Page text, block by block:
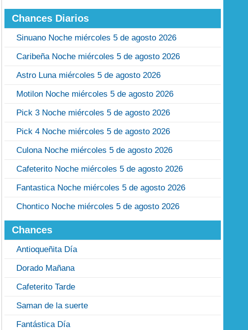
Chances Diarios
Sinuano Noche miércoles 5 de agosto 2026
Caribeña Noche miércoles 5 de agosto 2026
Astro Luna miércoles 5 de agosto 2026
Motilon Noche miércoles 5 de agosto 2026
Pick 3 Noche miércoles 5 de agosto 2026
Pick 4 Noche miércoles 5 de agosto 2026
Culona Noche miércoles 5 de agosto 2026
Cafeterito Noche miércoles 5 de agosto 2026
Fantastica Noche miércoles 5 de agosto 2026
Chontico Noche miércoles 5 de agosto 2026
Chances
Antioqueñita Día
Dorado Mañana
Cafeterito Tarde
Saman de la suerte
Fantástica Día